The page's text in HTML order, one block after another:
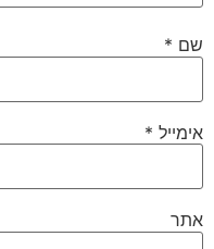
שם *
אימייל *
אתר